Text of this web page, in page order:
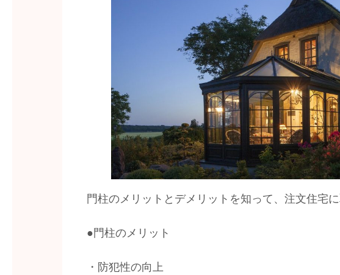
門柱のメリットとデメリットを知って、注文住宅
●門柱のメリット
・防犯性の向上